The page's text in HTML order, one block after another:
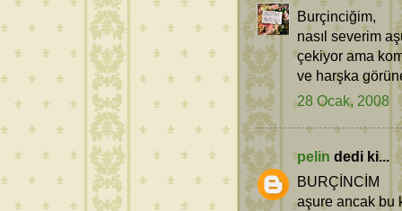
Burçinciğim,
nasıl severim
çekiyor ama
ve harşka
28 Ocak, 2008
pelin dedi ki...
BURÇİNCİM
aşure ancak bu